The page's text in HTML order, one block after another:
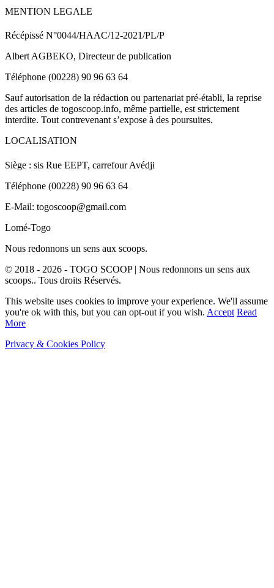
MENTION LEGALE
Récépissé N°0044/HAAC/12-2021/PL/P
Albert AGBEKO, Directeur de publication
Téléphone (00228) 90 96 63 64
Sauf autorisation de la rédaction ou partenariat pré-établi, la reprise
des articles de togoscoop.info, même partielle, est strictement
interdite. Tout contrevenant s’expose à des poursuites.
LOCALISATION
Siège : sis Rue EEPT, carrefour Avédji
Téléphone (00228) 90 96 63 64
E-Mail: togoscoop@gmail.com
Lomé-Togo
Nous redonnons un sens aux scoops.
© 2018 - 2026 - TOGO SCOOP | Nous redonnons un sens aux
scoops.. Tous droits Réservés.
This website uses cookies to improve your experience. We'll assume
you're ok with this, but you can opt-out if you wish. Accept Read
More
Privacy & Cookies Policy